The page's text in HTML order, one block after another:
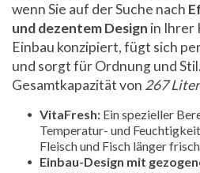
wenn Sie auf der Suche nach
und dezentem Design in Ihrer
Einbau konzipiert, fügt sich
und sorgt für Ordnung und
Gesamtkapazität von 267
VitaFresh: Ein spezieller
Temperatur- und
Fleisch und Fisch länger
Einbau-Design mit